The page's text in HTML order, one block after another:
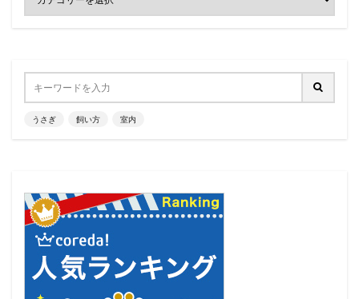
うさぎ 飼い方 室内